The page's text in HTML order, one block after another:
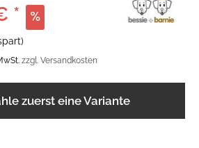
*
zzgl. Versandkosten
zuerst eine Variante